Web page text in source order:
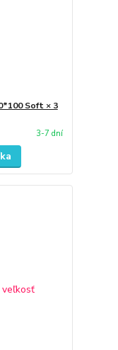
Soft × 3
3-7 dní